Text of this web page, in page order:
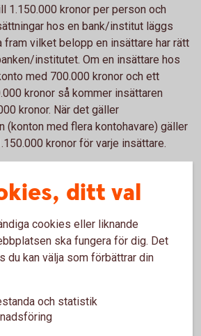
1.150.000 kronor per person och
hos en bank/institut läggs
fram vilket belopp en insättare har rätt
institutet. Om en insättare hos
med 700.000 kronor och ett
kronor så kommer insättaren
kronor. När det gäller
(konton med flera kontohavare) gäller
kronor för varje insättare.
i en bank/institut, ha rätt till ett
kan ha rätt till ett tilläggsbelopp på
för insättningar som är kopplade
livshändelser, exempelvis
försäkringsutbetalning,
bodelning, pension, sjukdom,
När det gäller tilläggsbeloppet
regler. Det krävs exempelvis att
ditt val
cookies eller liknande
ska fungera för dig. Det
du kan välja som förbättrar din
och statistik